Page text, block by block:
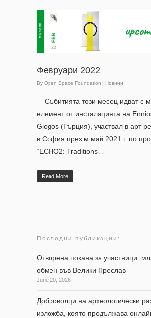
Февруари 2022
By Open Space Foundation | Новини
Събитията този месец идват с
елемент от инсталацията на
Giogos (Гърция), участвал в арт
в София през м.май 2021 г. по
“ECHO2: Traditions…
Read More
Последни публикации:
Отворена покана за участници:
обмен във Велики Преслав
June 20, 2026
Доброволци на археологически
изложба, която продължава